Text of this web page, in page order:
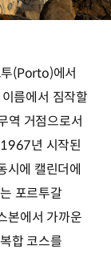
(Porto)에서
름에서 짐작할
역 거점으로서
년 시작된
에 캘린더에
포르투갈
본에서 가까운
합 코스를